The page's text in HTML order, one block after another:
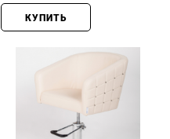
КУПИТЬ